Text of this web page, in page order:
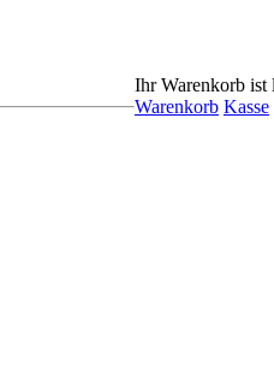
Ihr Warenkorb ist
Warenkorb Kasse